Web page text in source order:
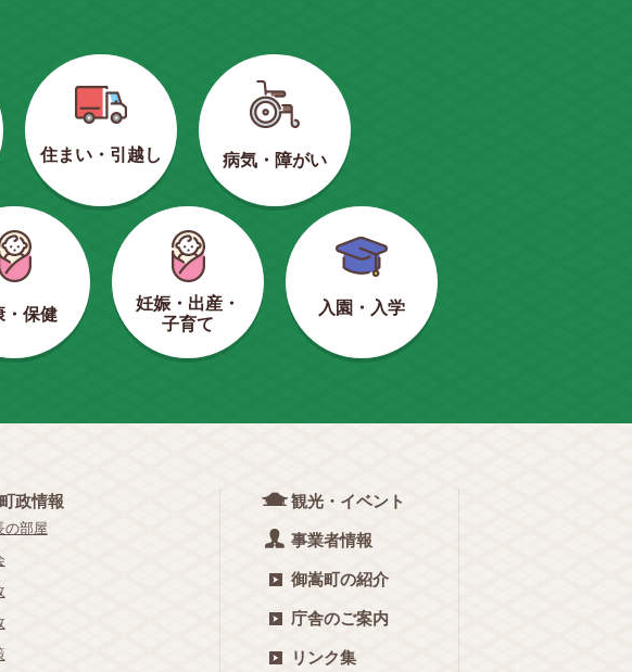
住まい・引越し 病気・障がい
・保健
妊娠・出産・
子育て
入園・入学
町政情報
の部屋
観光・イベント
事業者情報
御嵩町の紹介
庁舎のご案内
リンク集